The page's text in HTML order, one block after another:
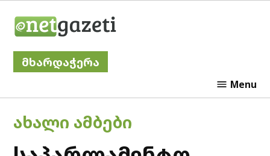
მხარდაჭერა
Menu
POSTED
IN
ᲐᲮᲐᲚᲘ ᲐᲛᲑᲔᲑᲘ